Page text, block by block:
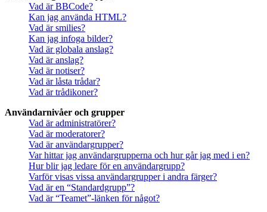
Vad är BBCode?
Kan jag använda HTML?
Vad är smilies?
Kan jag infoga bilder?
Vad är globala anslag?
Vad är anslag?
Vad är notiser?
Vad är låsta trådar?
Vad är trådikoner?
Användarnivåer och grupper
Vad är administratörer?
Vad är moderatorer?
Vad är användargrupper?
Var hittar jag användargrupperna och hur går jag med i en?
Hur blir jag ledare för en användargrupp?
Varför visas vissa användargrupper i andra färger?
Vad är en “Standardgrupp”?
Vad är “Teamet”-länken för något?